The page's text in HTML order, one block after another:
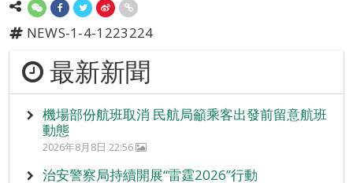
NEWS-1-4-1223224
最新新聞
機場部份航班取消 民航局籲乘客出發前留意航班
動態
2026年8月8日 22:56
治安警察局持續開展“雷霆2026”行動